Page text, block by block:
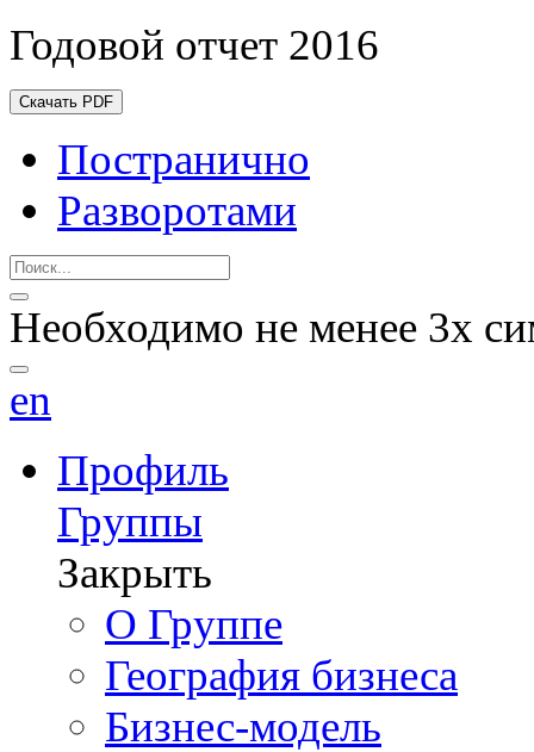
Годовой отчет 2016
Скачать PDF
Постранично
Разворотами
Необходимо не менее 3х
en
Профиль
Группы
Закрыть
О Группе
География бизнеса
Бизнес-модель